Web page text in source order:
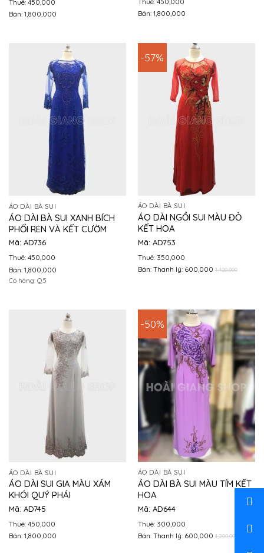
Thuê: 450,000
Bán: 1,800,000
Bán: 1,800,000
ÁO DÀI BÀ SUI
ÁO DÀI BÀ SUI XANH BÍCH
PHỐI REN VÀ KẾT CƯỜM
Mã: AD736
Thuê: 450,000
Bán: 1,800,000
Có hàng: Q.5
-57%
ÁO DÀI BÀ SUI
ÁO DÀI NGỒI SUI MÀU ĐỎ
KẾT HOA
Mã: AD753
Thuê: 350,000
Bán: Thanh lý: 600,000 1,400,000
ÁO DÀI BÀ SUI
ÁO DÀI SUI GIA MÀU XÁM
KHÓI QUÝ PHÁI
Mã: AD745
Thuê: 450,000
Bán: 1,800,000
-50%
ÁO DÀI BÀ SUI
ÁO DÀI BÀ SUI MÀU TÍM KẾT
HOA
Mã: AD644
Thuê: 300,000
Bán: Thanh lý: 600,000 1,200,000